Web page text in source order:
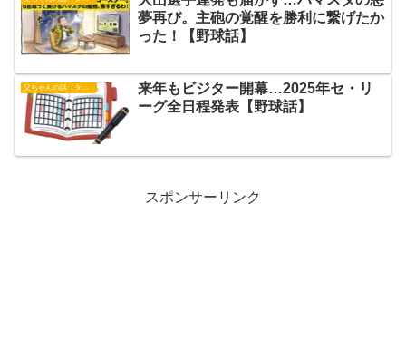
夢再び。主砲の覚醒を勝利に繋げたか
った！【野球話】
来年もビジター開幕…2025年セ・リ
ーグ全日程発表【野球話】
スポンサーリンク